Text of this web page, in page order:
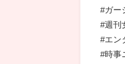
#ガー
#週刊
#エン
#時事